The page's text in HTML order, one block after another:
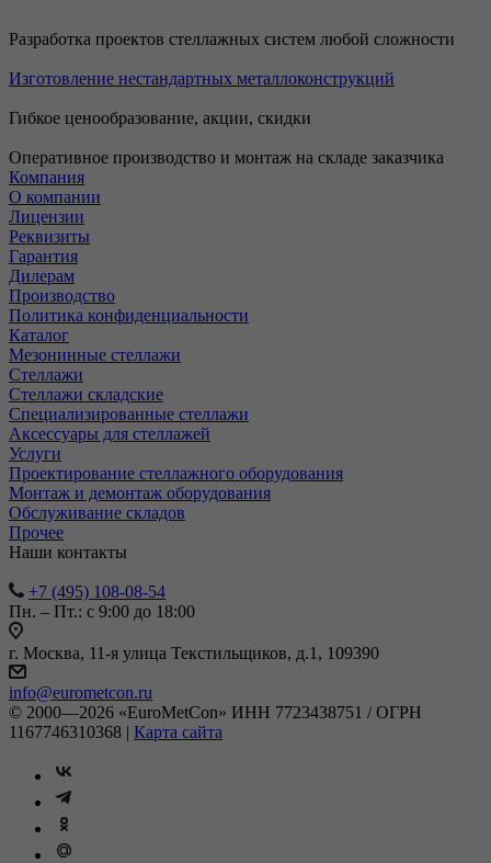
Разработка проектов стеллажных систем любой сложности
Изготовление нестандартных металлоконструкций
Гибкое ценообразование, акции, скидки
Оперативное производство и монтаж на складе заказчика
Компания
О компании
Лицензии
Реквизиты
Гарантия
Дилерам
Производство
Политика конфиденциальности
Каталог
Мезонинные стеллажи
Стеллажи
Стеллажи складские
Специализированные стеллажи
Аксессуары для стеллажей
Услуги
Проектирование стеллажного оборудования
Монтаж и демонтаж оборудования
Обслуживание складов
Прочее
Наши контакты
+7 (495) 108-08-54
Пн. – Пт.: с 9:00 до 18:00
г. Москва, 11-я улица Текстильщиков, д.1, 109390
info@eurometcon.ru
© 2000—2026 «EuroMetCon» ИНН 7723438751 / ОГРН
1167746310368 | Карта сайта